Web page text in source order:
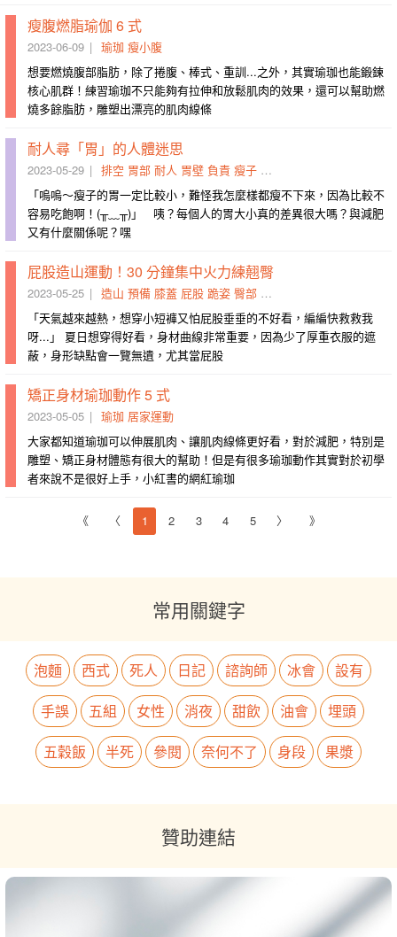
瘦腹燃脂瑜伽 6 式
2023-06-09 瑜珈 瘦小腹
想要燃燒腹部脂肪，除了捲腹、棒式、重訓...之外，其實瑜珈也能鍛鍊
核心肌群！練習瑜珈不只能夠有拉伸和放鬆肌肉的效果，還可以幫助燃
燒多餘脂肪，雕塑出漂亮的肌肉線條
耐人尋「胃」的人體迷思
2023-05-29 排空 胃部 耐人 胃壁 負責 瘦子 拍肩
「嗚嗚～瘦子的胃一定比較小，難怪我怎麼樣都瘦不下來，因為比較不
容易吃飽啊！(╥﹏╥)」 咦？每個人的胃大小真的差異很大嗎？與減肥
又有什麼關係呢？嘿
屁股造山運動！30 分鐘集中火力練翹臀
2023-05-25 造山 預備 膝蓋 屁股 跪姿 臀部 動態
「天氣越來越熱，想穿小短褲又怕屁股垂垂的不好看，編編快救救我
呀...」 夏日想穿得好看，身材曲線非常重要，因為少了厚重衣服的遮
蔽，身形缺點會一覽無遺，尤其當屁股
矯正身材瑜珈動作 5 式
2023-05-05 瑜珈 居家運動
大家都知道瑜珈可以伸展肌肉、讓肌肉線條更好看，對於減肥，特別是
雕塑、矯正身材體態有很大的幫助！但是有很多瑜珈動作其實對於初學
者來說不是很好上手，小紅書的網紅瑜珈
《 〈 1 2 3 4 5 〉 》
常用關鍵字
泡麵 西式 死人 日記 諮詢師 冰會
設有
手誤
五組 女性 消夜 甜飲 油會
埋頭
五穀飯
半死 參閱 奈何不了 身段 果漿
贊助連結